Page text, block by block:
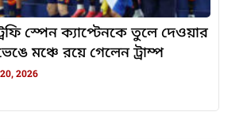
স্পেন ক্যাপ্টেনকে তুলে দেওয়ার
মঞ্চে রয়ে গেলেন ট্রাম্প
2026